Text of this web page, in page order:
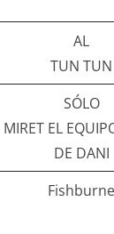
AL
TUN TUN
SÓLO
MIRET EL
DE DANI
Fishburne